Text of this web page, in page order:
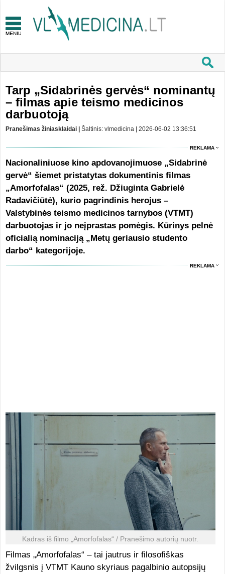
Tarp „Sidabrinės gervės“ nominantų
– filmas apie teismo medicinos
darbuotoją
Pranešimas žiniasklaidai | Šaltinis: vlmedicina | 2026-06-02 13:36:51
REKLAMA
Nacionaliniuose kino apdovanojimuose „Sidabrinė
gervė“ šiemet pristatytas dokumentinis filmas
„Amorfofalas“ (2025, rež. Džiuginta Gabrielė
Radavičiūtė), kurio pagrindinis herojus –
Valstybinės teismo medicinos tarnybos (VTMT)
darbuotojas ir jo neįprastas pomėgis. Kūrinys pelnė
oficialią nominaciją „Metų geriausio studento
darbo“ kategorijoje.
REKLAMA
Kadras iš filmo „Amorfofalas“ / Pranešimo autorių nuotr.
Filmas „Amorfofalas“ – tai jautrus ir filosofiškas
žvilgsnis į VTMT Kauno skyriaus pagalbinio autopsijų